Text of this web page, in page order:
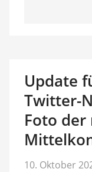
Update
Twitter-
Foto der
10. Oktober